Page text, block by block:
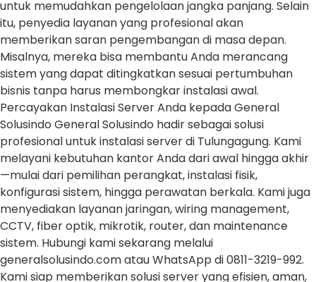
untuk memudahkan pengelolaan jangka panjang. Selain
itu, penyedia layanan yang profesional akan
memberikan saran pengembangan di masa depan.
Misalnya, mereka bisa membantu Anda merancang
sistem yang dapat ditingkatkan sesuai pertumbuhan
bisnis tanpa harus membongkar instalasi awal.
Percayakan Instalasi Server Anda kepada General
Solusindo General Solusindo hadir sebagai solusi
profesional untuk instalasi server di Tulungagung. Kami
melayani kebutuhan kantor Anda dari awal hingga akhir
—mulai dari pemilihan perangkat, instalasi fisik,
konfigurasi sistem, hingga perawatan berkala. Kami juga
menyediakan layanan jaringan, wiring management,
CCTV, fiber optik, mikrotik, router, dan maintenance
sistem. Hubungi kami sekarang melalui
generalsolusindo.com atau WhatsApp di 0811-3219-992.
Kami siap memberikan solusi server yang efisien, aman,